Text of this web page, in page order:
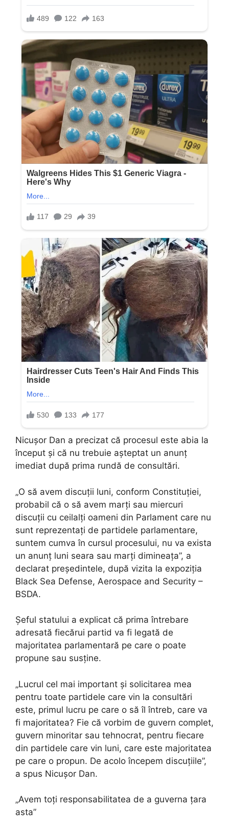
Nicușor Dan a precizat că procesul este abia la
început și că nu trebuie așteptat un anunț
imediat după prima rundă de consultări.
„O să avem discuții luni, conform Constituției,
probabil că o să avem marți sau miercuri
discuții cu ceilalți oameni din Parlament care nu
sunt reprezentați de partidele parlamentare,
suntem cumva în cursul procesului, nu va exista
un anunț luni seara sau marți dimineața”, a
declarat președintele, după vizita la expoziția
Black Sea Defense, Aerospace and Security –
BSDA.
Șeful statului a explicat că prima întrebare
adresată fiecărui partid va fi legată de
majoritatea parlamentară pe care o poate
propune sau susține.
„Lucrul cel mai important și solicitarea mea
pentru toate partidele care vin la consultări
este, primul lucru pe care o să îl întreb, care va
fi majoritatea? Fie că vorbim de guvern complet,
guvern minoritar sau tehnocrat, pentru fiecare
din partidele care vin luni, care este majoritatea
pe care o propun. De acolo începem discuțiile”,
a spus Nicușor Dan.
„Avem toți responsabilitatea de a guverna țara
asta”